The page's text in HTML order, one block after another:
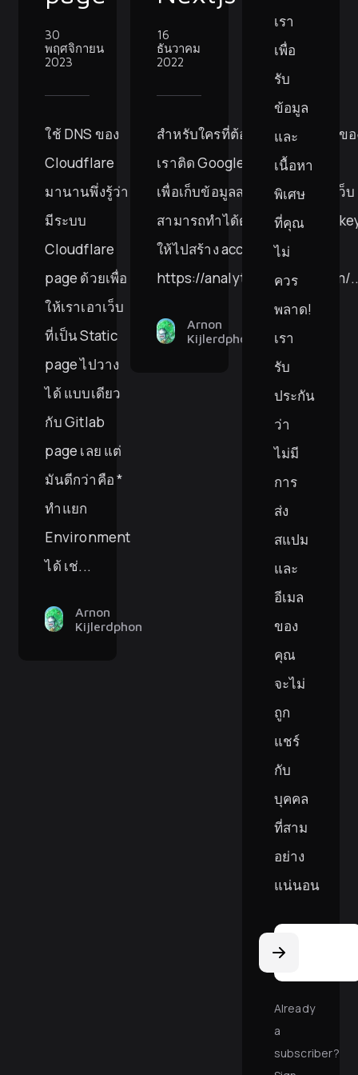
30
พฤศจิกายน
2023
ใช้ DNS ของ
Cloudflare
มานานพึ่งรู้ว่า
มีระบบ
Cloudflare
page ด้วยเพื่อ
ให้เราเอาเว็บ
ที่เป็น Static
page ไปวาง
ได้ แบบเดียว
กับ Gitlab
page เลย แต่
มันดีกว่าคือ *
ทำแยก
Environment
ได้ เช่...
Arnon
Kijlerdphon
16
ธันวาคม
2022
สำหรับใครที่ต้องการให้ Nextjs ข
เราติด Google analytics (GA)
เพื่อเก็บข้อมูลสถิติผู้เข้าใช้งานเว็บ
สามารถทำได้ดังนี้ Get the GA
ให้ไปสร้าง account ที่
https://analytics.google.com/
Arnon
Kijlerdphon
เรา
เพื่อ
รับ
ข้อมูล
และ
เนื้อหา
พิเศษ
ที่คุณ
ไม่
ควร
พลาด!
เรา
รับ
ประกัน
ว่า
ไม่มี
การ
ส่ง
สแปม
และ
อีเมล
ของ
คุณ
จะไม่
ถูก
แชร์
กับ
บุคคล
ที่สาม
อย่าง
แน่นอน
Address
Already
a
subscriber?